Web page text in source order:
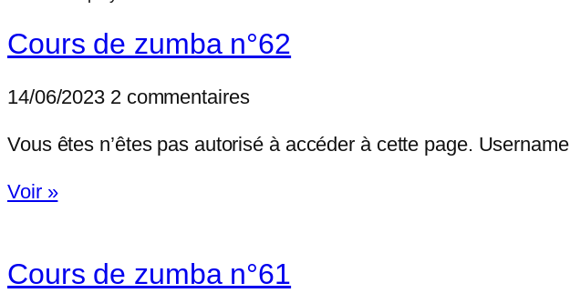
Cours de zumba n°62
14/06/2023 2 commentaires
Vous êtes n’êtes pas autorisé à accéder à cette page.
Voir »
Cours de zumba n°61